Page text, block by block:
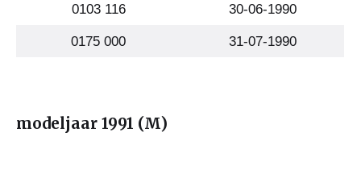
0103 116 30-06-1990
0175 000 31-07-1990
modeljaar 1991 (M)